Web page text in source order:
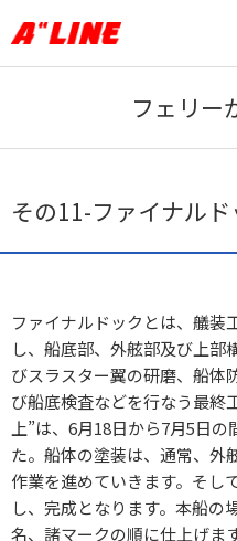
フェリー
その11-ファイナルド
ファイナルドックとは、艤装
し、船底部、外舷部及び上部
びスラスター翼の研磨、船体
び船底検査などを行なう最終
上”は、6月18日から7月5日
た。船体の塗装は、通常、外
作業を進めていきます。そし
し、完成となります。本船の
名、諸マークの順に仕上げま